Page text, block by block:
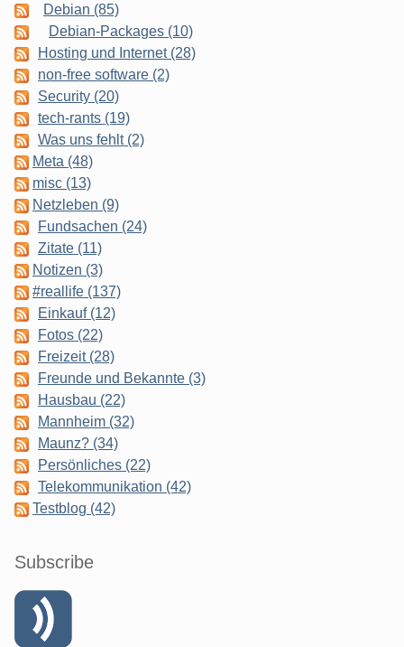
Debian (85)
Debian-Packages (10)
Hosting und Internet (28)
non-free software (2)
Security (20)
tech-rants (19)
Was uns fehlt (2)
Meta (48)
misc (13)
Netzleben (9)
Fundsachen (24)
Zitate (11)
Notizen (3)
#reallife (137)
Einkauf (12)
Fotos (22)
Freizeit (28)
Freunde und Bekannte (3)
Hausbau (22)
Mannheim (32)
Maunz? (34)
Persönliches (22)
Telekommunikation (42)
Testblog (42)
Subscribe